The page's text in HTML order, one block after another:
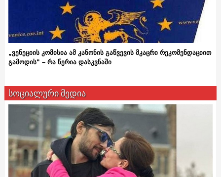
„ვენეციის კომისია ამ კანონის გაწვევის მკაცრი რეკომენდაციით
გამოდის“ – რა წერია დასკვნაში
სოციალური მედია